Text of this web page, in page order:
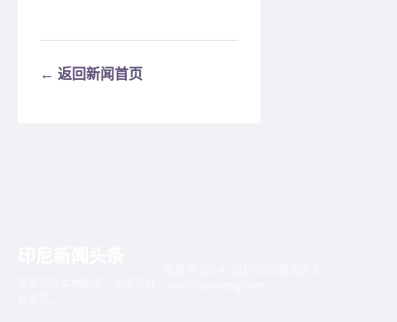
← 返回新闻首页